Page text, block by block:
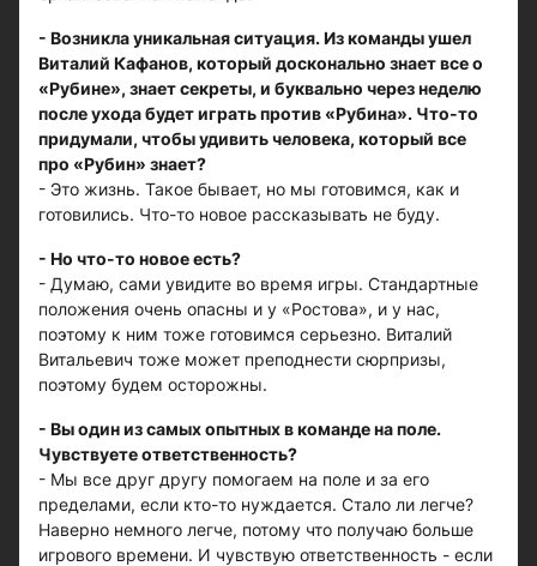
- Возникла уникальная ситуация. Из команды ушел
Виталий Кафанов, который досконально знает все о
«Рубине», знает секреты, и буквально через неделю
после ухода будет играть против «Рубина». Что-то
придумали, чтобы удивить человека, который все
про «Рубин» знает?
- Это жизнь. Такое бывает, но мы готовимся, как и
готовились. Что-то новое рассказывать не буду.
- Но что-то новое есть?
- Думаю, сами увидите во время игры. Стандартные
положения очень опасны и у «Ростова», и у нас,
поэтому к ним тоже готовимся серьезно. Виталий
Витальевич тоже может преподнести сюрпризы,
поэтому будем осторожны.
- Вы один из самых опытных в команде на поле.
Чувствуете ответственность?
- Мы все друг другу помогаем на поле и за его
пределами, если кто-то нуждается. Стало ли легче?
Наверно немного легче, потому что получаю больше
игрового времени. И чувствую ответственность - если